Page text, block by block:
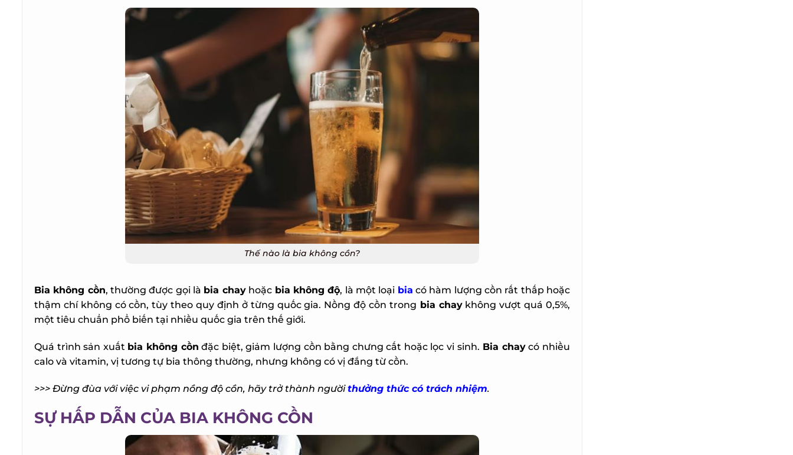
Thế nào là bia không cồn?
Bia không cồn, thường được gọi làbia chayhoặcbia không độ, là một loạibiacó hàm lượng cồn rất thấp hoặc
thậm chí không có cồn, tùy theo quy định ở từng quốc gia. Nồng độ cồn trongbia chaykhông vượt quá 0,5%,
một tiêu chuẩn phổ biến tại nhiều quốc gia trên thế giới.
Quá trình sản xuấtbia không cồnđặc biệt, giảm lượng cồn bằng chưng cất hoặc lọc vi sinh.Bia chaycó nhiều
calo và vitamin, vị tương tự bia thông thường, nhưng không có vị đắng từ cồn.
>>> Đừng đùa với việc vi phạm nồng độ cồn, hãy trở thành ngườithưởng thức có trách nhiệm.
SỰ HẤP DẪN CỦA BIA KHÔNG CỒN